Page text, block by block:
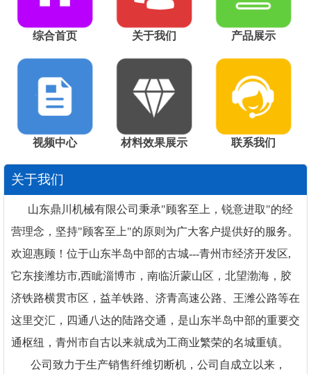
综合首页 关于我们 产品展示
视频中心 材料效果展示 联系我们
关于我们
山东鼎川机械有限公司秉承"顾客至上，锐意进取"的经
营理念，坚持"顾客至上"的原则为广大客户提供好的服务。
欢迎惠顾！位于山东半岛中部的古城---青州市经济开发区,
它东接潍坊市,西眦淄博市，南临沂蒙山区，北望渤海，胶
济铁路横贯市区，益羊铁路、济青高速公路、王潍公路等在
这里交汇，四通八达的陆路交通，是山东半岛中部的重要交
通枢纽，青州市自古以来就成为工商业繁荣的名城重镇。
公司致力于生产销售纤维切断机，公司自成立以来，